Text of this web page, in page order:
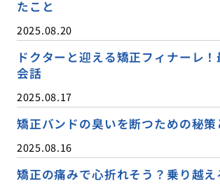
たこと
2025.08.20
ドクターと迎える矯正フィナーレ
会話
2025.08.17
矯正バンドの臭いを断つための秘
2025.08.16
矯正の痛みで心折れそう？乗り越